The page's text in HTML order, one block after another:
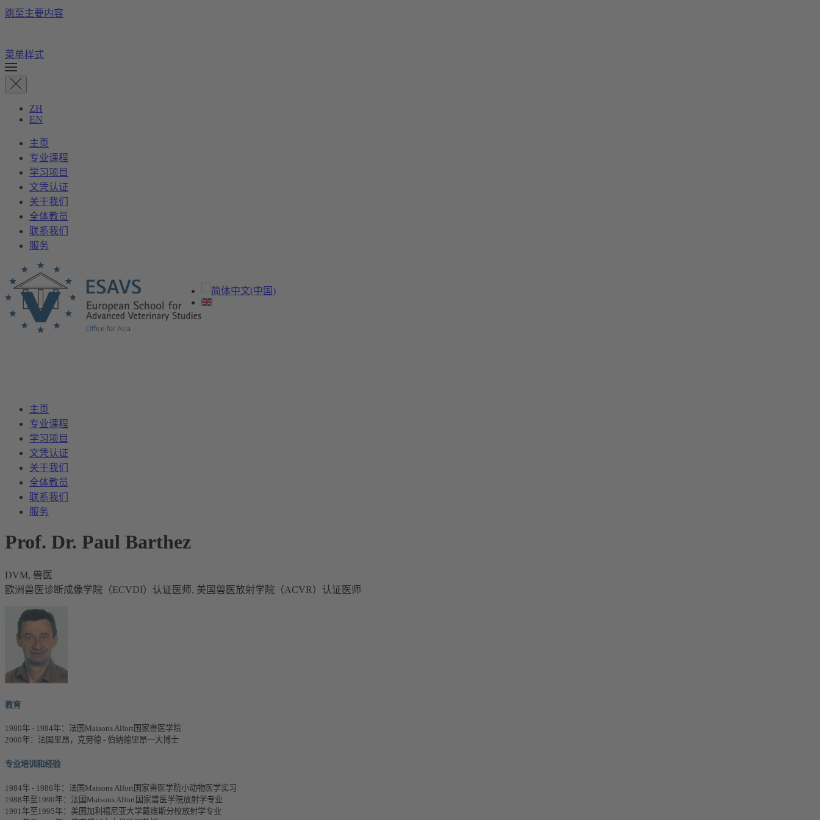
跳至主要内容
菜单样式
ZH
EN
主页
专业课程
学习项目
文凭认证
关于我们
全体教员
联系我们
服务
主页
专业课程
学习项目
文凭认证
关于我们
全体教员
联系我们
服务
Prof. Dr. Paul Barthez
DVM, 兽医
欧洲兽医诊断成像学院（ECVDI）认证医师, 美国兽医放射学院（ACVR）认证医师
教育
1980年 - 1984年：法国Maisons Alfort国家兽医学院
2000年：法国里昂，克劳德 - 伯纳德里昂一大博士
专业培训和经验
1984年 - 1986年：法国Maisons Alfort国家兽医学院小动物医学实习
1988年至1990年：法国Maisons Alfort国家兽医学院放射学专业
1991年至1995年：美国加利福尼亚大学戴维斯分校放射学专业